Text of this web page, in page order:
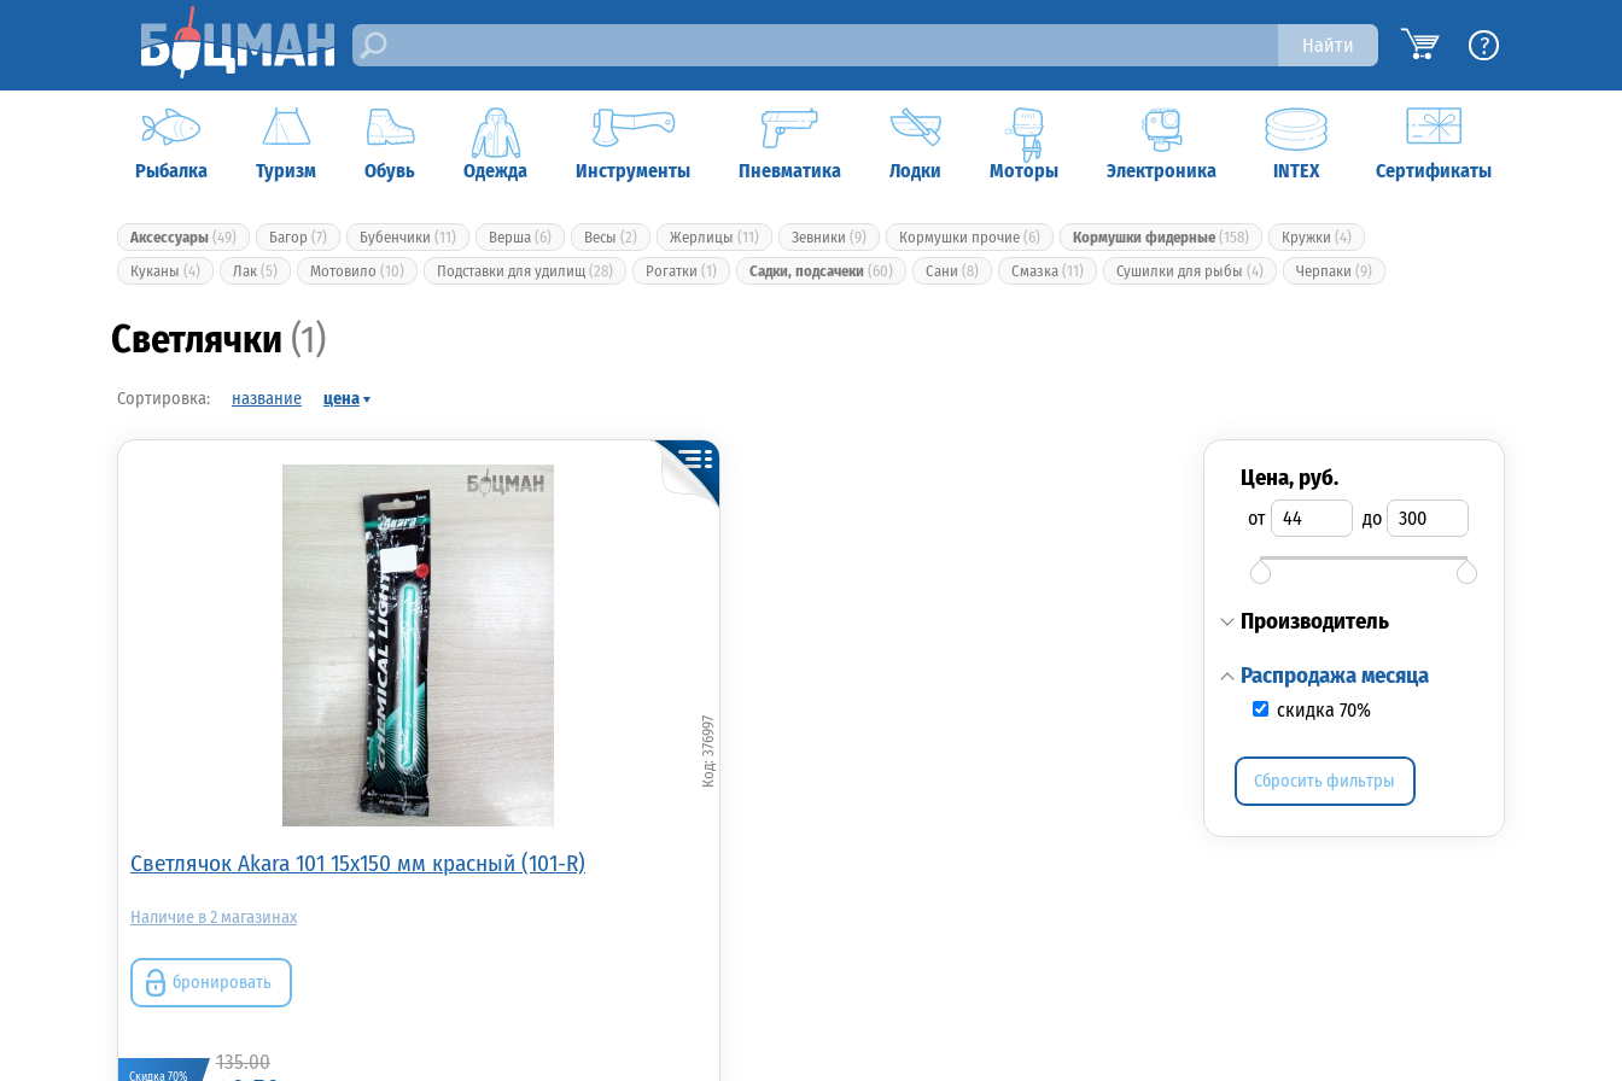
Найти ?
Рыбалка Туризм Обувь Одежда Инструменты Пневматика Лодки Моторы Электроника INTEX Сертификаты
Аксессуары (49) Багор (7) Бубенчики (11) Верша (6) Весы (2) Жерлицы (11) Зевники (9) Кормушки прочие (6) Кормушки фидерные (158) Кружки (4)
Куканы (4) Лак (5) Мотовило (10) Подставки для удилищ (28) Рогатки (1) Садки, подсачеки (60) Сани (8) Смазка (11) Сушилки для рыбы (4) Черпаки (9)
Светлячки (1)
название цена
Светлячок Akara 101 15x150 мм красный (101-R)
376997
2
бронировать
Скидка 70%
135.00
цена, руб.
от до
производитель
распродажа месяца
скидка 70%
Сбросить фильтры